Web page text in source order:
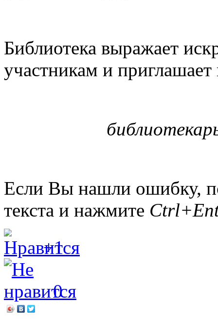
Библиотека выражает
участникам и
Если Вы нашли ошибку,
текста и нажмите
+1
0